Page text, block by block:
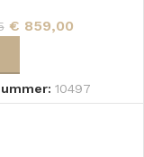
€ 859,00
10497